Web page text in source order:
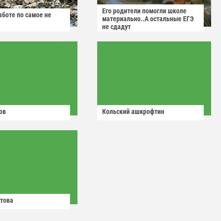
по самое не
Его родители помогли школе
материально..А остальные ЕГЭ
не сдадут
Кольский ашкрофтин